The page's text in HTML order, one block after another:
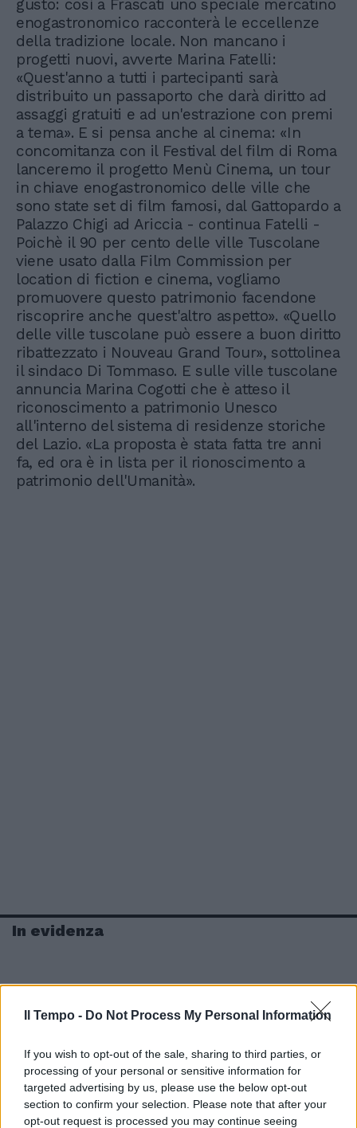
Il Tempo - Do Not Process My Personal Information
If you wish to opt-out of the sale, sharing to third parties, or
processing of your personal or sensitive information for
targeted advertising by us, please use the below opt-out
section to confirm your selection. Please note that after your
opt-out request is processed you may continue seeing
gusto: così a Frascati uno speciale mercatino
enogastronomico racconterà le eccellenze
della tradizione locale. Non mancano i
progetti nuovi, avverte Marina Fatelli:
«Quest'anno a tutti i partecipanti sarà
distribuito un passaporto che darà diritto ad
assaggi gratuiti e ad un'estrazione con premi
a tema». E si pensa anche al cinema: «In
concomitanza con il Festival del film di Roma
lanceremo il progetto Menù Cinema, un tour
in chiave enogastronomico delle ville che
sono state set di film famosi, dal Gattopardo a
Palazzo Chigi ad Ariccia - continua Fatelli -
Poichè il 90 per cento delle ville Tuscolane
viene usato dalla Film Commission per
location di fiction e cinema, vogliamo
promuovere questo patrimonio facendone
riscoprire anche quest'altro aspetto». «Quello
delle ville tuscolane può essere a buon diritto
ribattezzato i Nouveau Grand Tour», sottolinea
il sindaco Di Tommaso. E sulle ville tuscolane
annuncia Marina Cogotti che è atteso il
riconoscimento a patrimonio Unesco
all'interno del sistema di residenze storiche
del Lazio. «La proposta è stata fatta tre anni
fa, ed ora è in lista per il rionoscimento a
patrimonio dell'Umanità».
In evidenza